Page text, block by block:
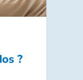
?